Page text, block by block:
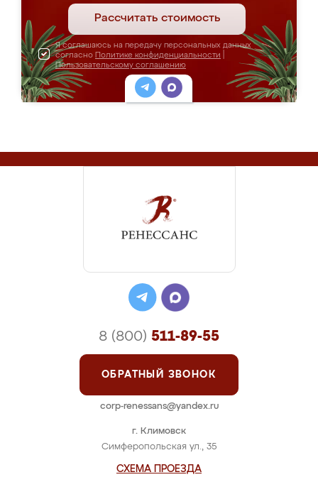
Рассчитать стоимость
Я соглашаюсь на передачу персональных данных
согласно Политике конфиденциальности
Пользовательскому соглашению
г. Климовск
Симферопольская ул., 35
СХЕМА ПРОЕЗДА
8 (800) 511-89-55
ОБРАТНЫЙ ЗВОНОК
corp-renessans@yandex.ru